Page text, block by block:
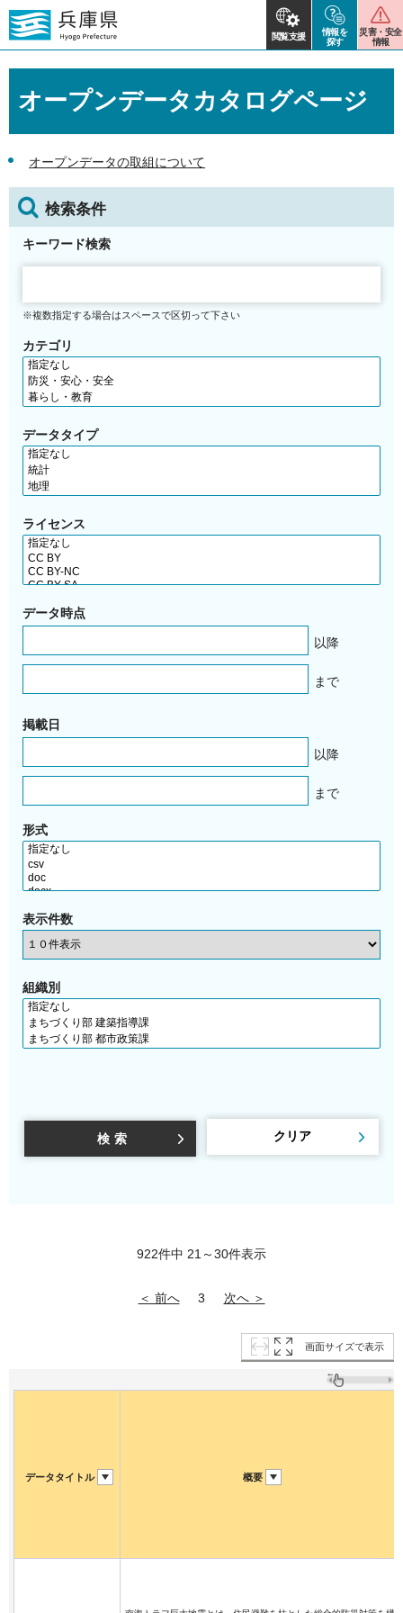
閲覧支援
情報を
探す
災害・安全
情報
オープンデータカタログページ
オープンデータの取組について
検索条件
キーワード検索
※複数指定する場合はスペースで区切って下さい
カテゴリ
データタイプ
ライセンス
データ時点
以降
まで
掲載日
以降
まで
形式
表示件数
組織別
922件中 21～30件表示
＜ 前へ 3 次へ ＞
画面サイズで表示
データタイトル 概要